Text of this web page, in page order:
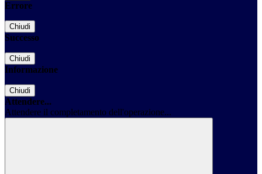
Errore
Chiudi
Successo
Chiudi
Informazione
Chiudi
Attendere...
Attendere il completamento dell'operazione...